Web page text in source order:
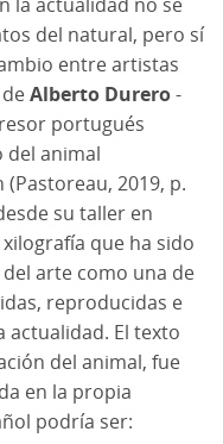
del natural, pero sí
entre artistas
Alberto Durero-
portugués
del animal
2019, p.
su taller en
que ha sido
arte como una de
reproducidas e
actualidad. El texto
del animal, fue
en la propia
podría ser: